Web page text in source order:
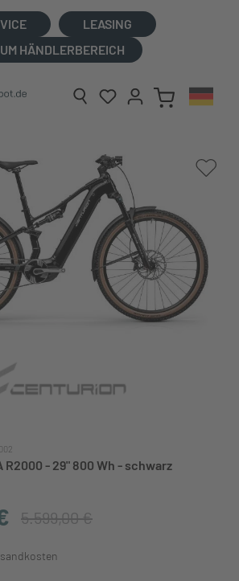
LEASING
HÄNDLERBEREICH
R2000 - 29" 800 Wh - schwarz
5.599,00 €